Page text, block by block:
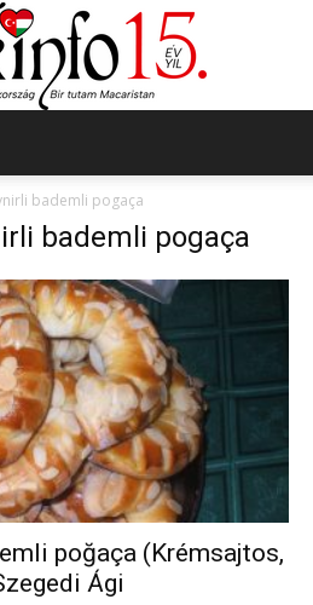
bademli pogaça
bademli pogaça
poğaça (Krémsajtos,
Ági